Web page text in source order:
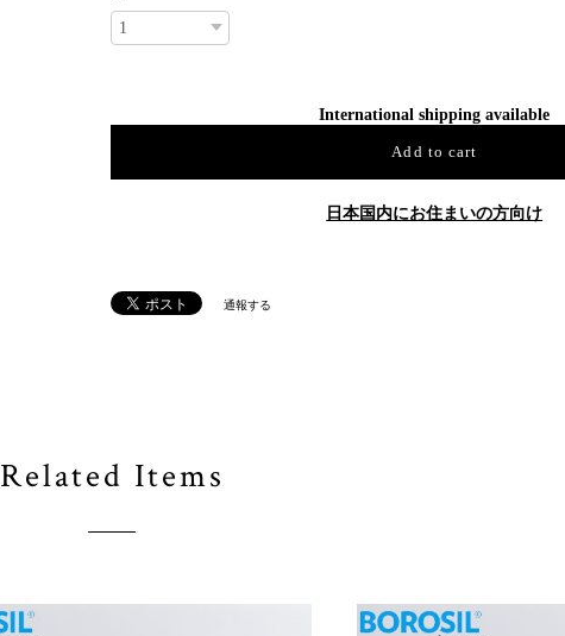
International shipping available
Add to cart
日本国内にお住まいの方向け
通報する
Related Items